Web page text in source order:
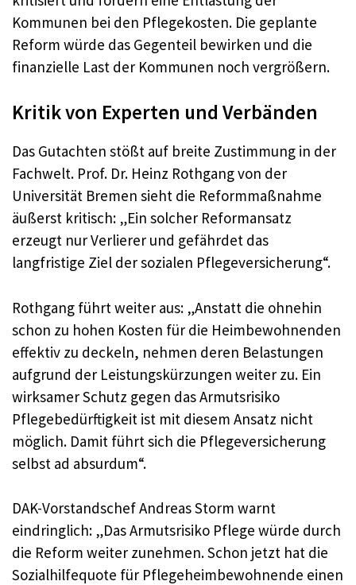
Kommunen bei den Pflegekosten. Die geplante
Reform würde das Gegenteil bewirken und die
finanzielle Last der Kommunen noch vergrößern.
Kritik von Experten und Verbänden
Das Gutachten stößt auf breite Zustimmung in der
Fachwelt. Prof. Dr. Heinz Rothgang von der
Universität Bremen sieht die Reformmaßnahme
äußerst kritisch: „Ein solcher Reformansatz
erzeugt nur Verlierer und gefährdet das
langfristige Ziel der sozialen Pflegeversicherung“.
Rothgang führt weiter aus: „Anstatt die ohnehin
schon zu hohen Kosten für die Heimbewohnenden
effektiv zu deckeln, nehmen deren Belastungen
aufgrund der Leistungskürzungen weiter zu. Ein
wirksamer Schutz gegen das Armutsrisiko
Pflegebedürftigkeit ist mit diesem Ansatz nicht
möglich. Damit führt sich die Pflegeversicherung
selbst ad absurdum“.
DAK-Vorstandschef Andreas Storm warnt
eindringlich: „Das Armutsrisiko Pflege würde durch
die Reform weiter zunehmen. Schon jetzt hat die
Sozialhilfequote für Pflegeheimbewohnende einen